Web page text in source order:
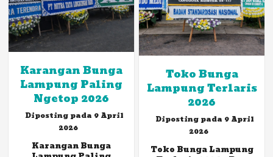
Karangan Bunga
Lampung Paling
Ngetop 2026
Diposting pada 9 April
2026
Karangan Bunga
Toko Bunga
Lampung Terlaris
2026
Diposting pada 9 April
2026
Toko Bunga Lampung